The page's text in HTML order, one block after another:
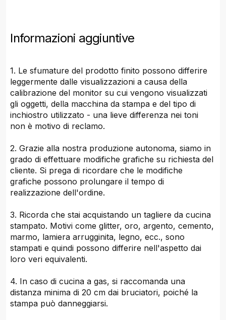
Informazioni aggiuntive
1. Le sfumature del prodotto finito possono differire
leggermente dalle visualizzazioni a causa della
calibrazione del monitor su cui vengono visualizzati
gli oggetti, della macchina da stampa e del tipo di
inchiostro utilizzato - una lieve differenza nei toni
non è motivo di reclamo.
2. Grazie alla nostra produzione autonoma, siamo in
grado di effettuare modifiche grafiche su richiesta del
cliente. Si prega di ricordare che le modifiche
grafiche possono prolungare il tempo di
realizzazione dell'ordine.
3. Ricorda che stai acquistando un tagliere da cucina
stampato. Motivi come glitter, oro, argento, cemento,
marmo, lamiera arrugginita, legno, ecc., sono
stampati e quindi possono differire nell'aspetto dai
loro veri equivalenti.
4. In caso di cucina a gas, si raccomanda una
distanza minima di 20 cm dai bruciatori, poiché la
stampa può danneggiarsi.